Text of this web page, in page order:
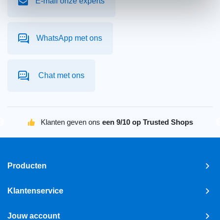
WhatsApp met ons
Chat met ons
Klanten geven ons een 9/10 op Trusted Shops
Producten
Klantenservice
Jouw account